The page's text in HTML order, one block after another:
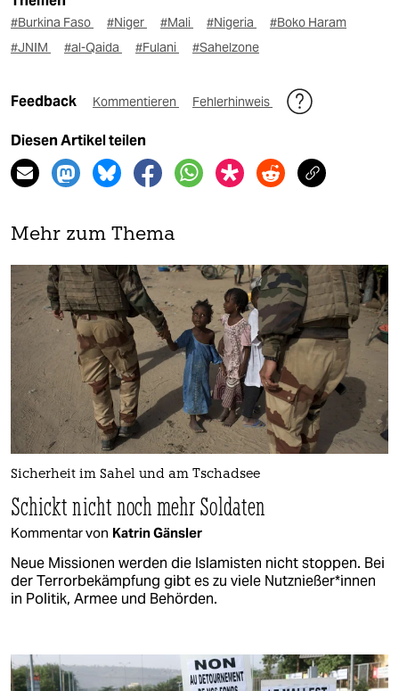
#Burkina Faso #Niger #Mali #Nigeria
#Boko Haram
#JNIM
#al-Qaida #Fulani #Sahelzone
Feedback Kommentieren Fehlerhinweis
Diesen Artikel teilen
Mehr zum Thema
Sicherheit im Sahel und am Tschadsee
Schickt nicht noch mehr Soldaten
Kommentar von Katrin Gänsler
Neue Missionen werden die Islamisten nicht stoppen. Bei
der Terrorbekämpfung gibt es zu viele Nutznießer*innen
in Politik, Armee und Behörden.